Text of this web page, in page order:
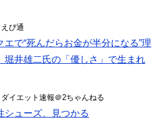
び通
エで“死んだらお金が半分になる”理
井雄二氏の「優しさ」で生まれ
イエット速報＠2ちゃんねる
シューズ、見つかる